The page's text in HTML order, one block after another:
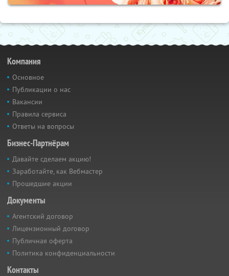
Компания
Основное
Публикации о нас
Вакансии
Правила сервиса
Ответы на вопросы
Бизнес-Партнёрам
Давайте сделаем акцию!
Заработайте, как Вебмастер
Прошедшие акции
Документы
Агентский договор
Лицензионный договор
Публичная оферта
Политика конфиденциальности
Контакты